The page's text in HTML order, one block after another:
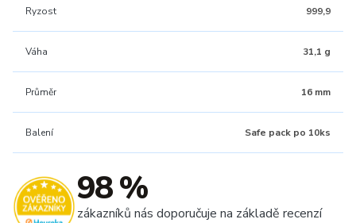
Ryzost 999,9
Váha 31,1 g
Průměr 16 mm
Balení Safe pack po 10ks
98 %
zákazníků nás doporučuje na základě recenzí